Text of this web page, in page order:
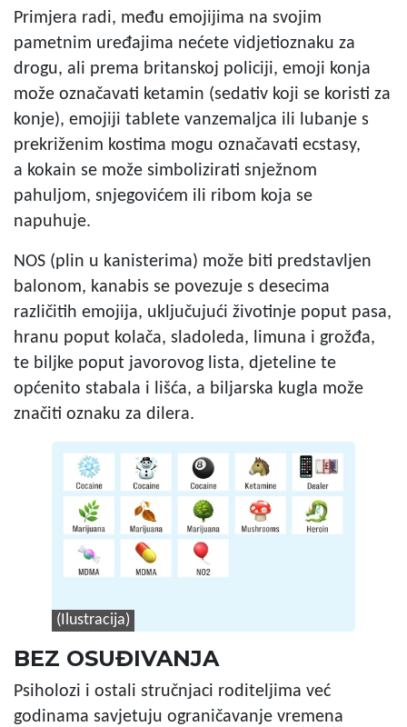
Primjera radi, među emojijima na svojim
pametnim uređajima nećete vidjetioznaku za
drogu, ali prema britanskoj policiji, emoji konja
može označavati ketamin (sedativ koji se koristi za
konje), emojiji tablete vanzemaljca ili lubanje s
prekriženim kostima mogu označavati ecstasy,
a kokain se može simbolizirati snježnom
pahuljom, snjegovićem ili ribom koja se
napuhuje.
NOS (plin u kanisterima) može biti predstavljen
balonom, kanabis se povezuje s desecima
različitih emojija, uključujući životinje poput pasa,
hranu poput kolača, sladoleda, limuna i grožđa,
te biljke poput javorovog lista, djeteline te
općenito stabala i lišća, a biljarska kugla može
značiti oznaku za dilera.
(Ilustracija)
BEZ OSUĐIVANJA
Psiholozi i ostali stručnjaci roditeljima već
godinama savjetuju ograničavanje vremena